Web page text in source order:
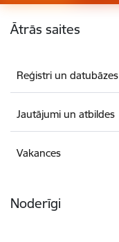
Kājene
Ātrās saites
Reģistri un datubāzes
Jautājumi un atbildes
Vakances
Noderīgi